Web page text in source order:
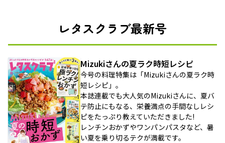
レタスクラブ最新号
Mizukiさんの夏ラク時短レシピ
今号の料理特集は「Mizukiさんの夏ラク時
短レシピ」。
本誌連載でも大人気のMizukiさんに、夏バ
テ防止にもなる、栄養満点の手間なしレシ
ピをたっぷり教えていただきました!
レンチンおかずやワンパンパスタなど、暑
い夏を乗り切るテクが満載です。